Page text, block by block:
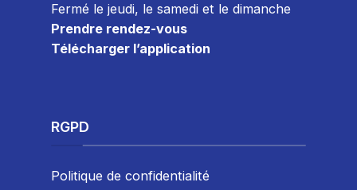
Fermé le jeudi, le samedi et le dimanche
Prendre rendez-vous
Télécharger l’application
RGPD
Politique de confidentialité